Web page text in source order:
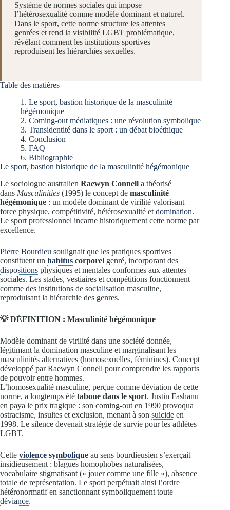
Système de normes sociales qui impose
l’hétérosexualité comme modèle dominant et naturel.
Dans le sport, cette norme structure les attentes
genrées et rend la visibilité LGBT problématique,
révélant comment les institutions sportives
reproduisent les hiérarchies sexuelles.
Table des matières
Le sport, bastion historique de la masculinité
hégémonique
Coming-out médiatiques : une révolution symbolique
Transidentité dans le sport : un débat bioéthique
Conclusion
FAQ
Bibliographie
Le sport, bastion historique de la masculinité hégémonique
Le sociologue australien Raewyn Connell a théorisé
dans Masculinities (1995) le concept de masculinité
hégémonique : un modèle dominant de virilité valorisant
force physique, compétitivité, hétérosexualité et domination.
Le sport professionnel incarne historiquement cette norme par
excellence.
Pierre Bourdieu soulignait que les pratiques sportives
constituent un habitus corporel genré, incorporant des
dispositions physiques et mentales conformes aux attentes
sociales. Les stades, vestiaires et compétitions fonctionnent
comme des institutions de socialisation masculine,
reproduisant la hiérarchie des genres.
💡 DÉFINITION : Masculinité hégémonique
Modèle dominant de virilité dans une société donnée,
légitimant la domination masculine et marginalisant les
masculinités alternatives (homosexuelles, féminines). Concept
développé par Raewyn Connell pour comprendre les rapports
de pouvoir entre hommes.
L’homosexualité masculine, perçue comme déviation de cette
norme, a longtemps été taboue dans le sport. Justin Fashanu
en paya le prix tragique : son coming-out en 1990 provoqua
ostracisme, insultes et exclusion, menant à son suicide en
1998. Le silence devenait stratégie de survie pour les athlètes
LGBT.
Cette violence symbolique au sens bourdieusien s’exerçait
insidieusement : blagues homophobes naturalisées,
vocabulaire stigmatisant (« jouer comme une fille »), absence
totale de représentation. Le sport perpétuait ainsi l’ordre
hétéronormatif en sanctionnant symboliquement toute
déviance.